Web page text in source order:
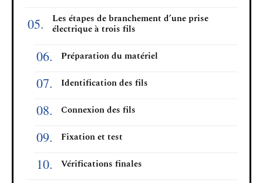
Les étapes de branchement d’une prise
électrique à trois fils
Préparation du matériel
Identification des fils
Connexion des fils
Fixation et test
Vérifications finales